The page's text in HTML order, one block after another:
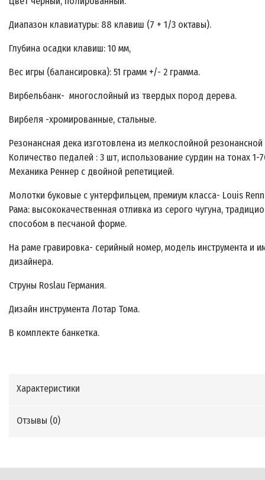
Диапазон клавиатуры: 88 клавиш (7 + 1/3 октавы).
Глубина осадки клавиш: 10 мм,
Вес игры (балансировка): 51 грамм +/- 2 грамма.
Вирбельбанк- многослойный из твердых пород дерева.
Вирбеля -хромированные, стальные.
Резонансная дека изготовлена из мелкослойной резонансной
Количество педалей : 3 шт, использование сурдин на тонах 1-
Механика Реннер с двойной репетицией.
Молотки буковые с унтерфильцем, премиум класса- Louis
Рама: высококачественная отливка из серого чугуна,
способом в песчаной форме.
На раме гравировка- серийный номер, модель инструмента и
дизайнера.
Струны Roslau Германия.
Дизайн инструмента Лотар Тома.
В комплекте банкетка.
Характеристики
Отзывы (0)